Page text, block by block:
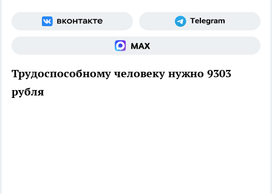
Трудоспособному человеку нужно 9303
рубля